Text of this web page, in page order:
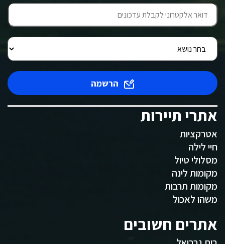
הרשמה
אתרי תיירות
אטרקציות
חיי לילה
מסלולי טיול
מקומות לינה
מקומות תרבות
משהו לאכול
אתרים חשובים